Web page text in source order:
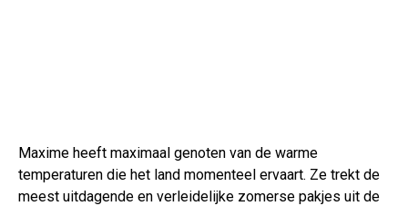
Maxime heeft maximaal genoten van de warme
temperaturen die het land momenteel ervaart. Ze trekt de
meest uitdagende en verleidelijke zomerse pakjes uit de